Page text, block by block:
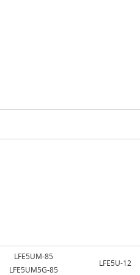
LFE5UM-85
LFE5UM5G-85
LFE5U-12